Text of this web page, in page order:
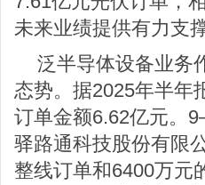
未来业绩提供有力支撑
泛半导体设备业务
态势。据2025年半年
订单金额6.62亿元。
驿路通科技股份有限
整线订单和6400万元